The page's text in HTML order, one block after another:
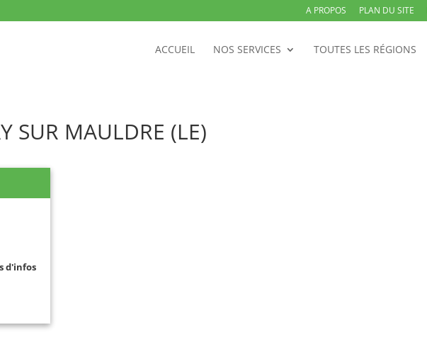
A PROPOS PLAN DU SITE
ACCUEIL NOS SERVICES TOUTES LES RÉGIONS
SUR MAULDRE (LE)
d'infos